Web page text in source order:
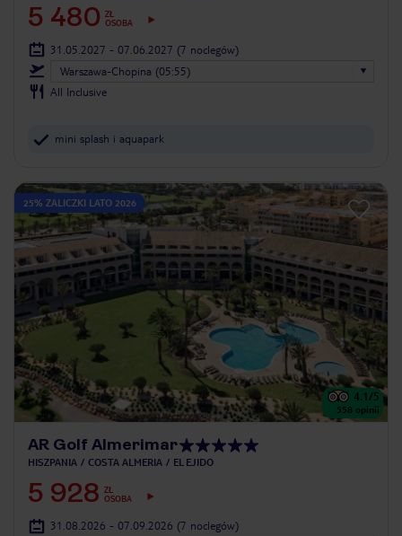
5 480 ZŁ
OSOBA
31.05.2027 - 07.06.2027 (7 noclegów)
Warszawa-Chopina (05:55)
All Inclusive
mini splash i aquapark
25% ZALICZKI LATO 2026
4.1/5
558 opinii
AR Golf Almerimar
HISZPANIA COSTA ALMERIA EL EJIDO
5 928 ZŁ
OSOBA
31.08.2026 - 07.09.2026 (7 noclegów)